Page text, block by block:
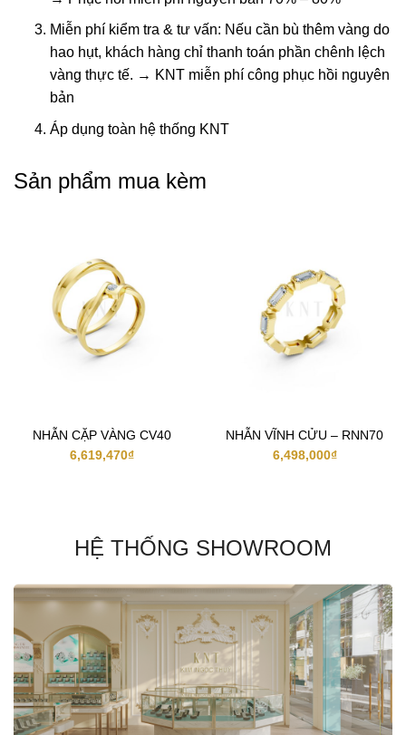
Miễn phí kiểm tra & tư vấn: Nếu cần bù thêm vàng do
hao hụt, khách hàng chỉ thanh toán phần chênh lệch
vàng thực tế. → KNT miễn phí công phục hồi nguyên
bản
Áp dụng toàn hệ thống KNT
Sản phẩm mua kèm
NHẪN CẶP VÀNG CV40
6,619,470₫
NHẪN VĨNH CỬU – RNN70
6,498,000₫
HỆ THỐNG SHOWROOM